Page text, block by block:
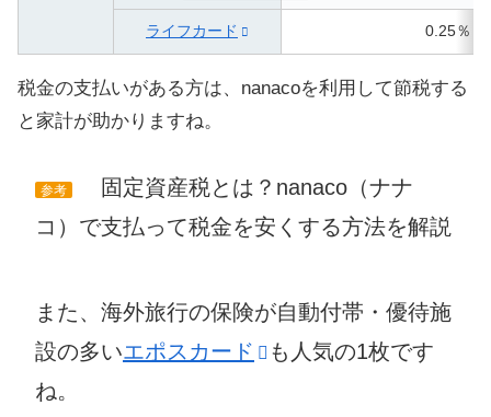
ライフカード 0.25％
税金の支払いがある方は、nanacoを利用して節税する
と家計が助かりますね。
参考
固定資産税とは？nanaco（ナナ
コ）で支払って税金を安くする方法を解説
また、海外旅行の保険が自動付帯・優待施
設の多いエポスカード
も人気の1枚です
ね。